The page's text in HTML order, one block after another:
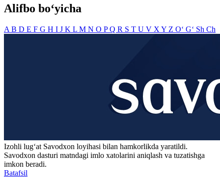
Alifbo bo‘yicha
A B D E F G H I J K L M N O PQ R S T U V X Y Z O‘ G‘ Sh Ch
Izohli lugʻat Savodxon loyihasi bilan hamkorlikda yaratildi.
Savodxon dasturi matndagi imlo xatolarini aniqlash va tuzatishga
imkon beradi.
Batafsil